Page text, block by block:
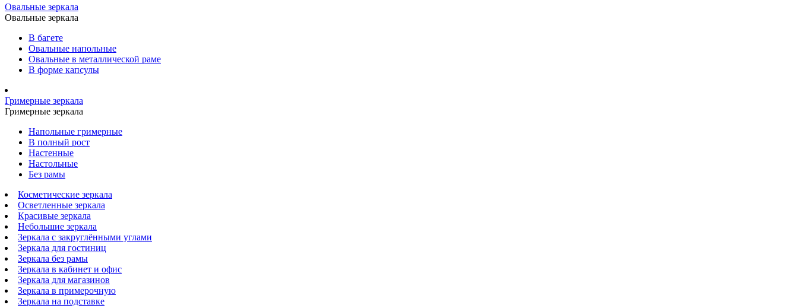
Овальные зеркала
Овальные зеркала
В багете
Овальные напольные
Овальные в металлической раме
В форме капсулы
Гримерные зеркала
Гримерные зеркала
Напольные гримерные
В полный рост
Настенные
Настольные
Без рамы
Косметические зеркала
Осветленные зеркала
Красивые зеркала
Небольшие зеркала
Зеркала с закруглёнными углами
Зеркала для гостиниц
Зеркала без рамы
Зеркала в кабинет и офис
Зеркала для магазинов
Зеркала в примерочную
Зеркала на подставке